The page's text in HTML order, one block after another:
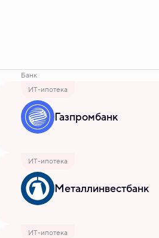
Банк
ИТ-ипотека
Газпромбанк
ИТ-ипотека
Металлинвестбанк
ИТ-ипотека